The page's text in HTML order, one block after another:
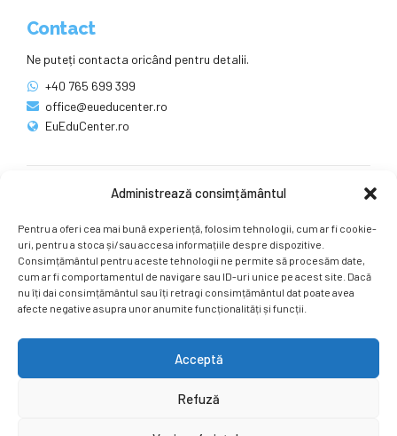
Administrează consimțământul
Pentru a oferi cea mai bună experiență, folosim tehnologii, cum ar fi cookie-
uri, pentru a stoca și/sau accesa informațiile despre dispozitive.
Consimțământul pentru aceste tehnologii ne permite să procesăm date,
cum ar fi comportamentul de navigare sau ID-uri unice pe acest site. Dacă
nu îți dai consimțământul sau îți retragi consimțământul dat poate avea
afecte negative asupra unor anumite funcționalități și funcții.
Acceptă
Refuză
Contact
Ne puteți contacta oricând pentru detalii.
+40 765 699 399
office@eueducenter.ro
EuEduCenter.ro
Ne puteți găsi și pe rețelele sociale.